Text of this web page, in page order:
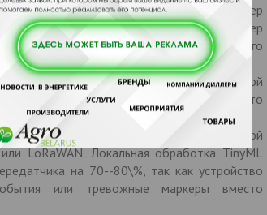
(Event-Driven Processing): Микроконтроллер
с токами утечки порядка единиц наноампер
только при возникновении физического
и частоты (DVFS): Снижение тактовой
текущую вычислительную задачу, что
чипа.
данных пакетами ультракороткой
LoRaWAN. Локальная обработка TinyML
на 70--80\%, так как устройство
или тревожные маркеры вместо